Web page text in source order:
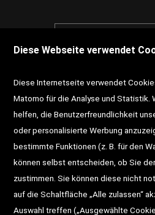
DD-Magazin
Newsletter
Veranstaltungen
Diese Webseite verwendet
Diese Internetseite verwendet
Matomo für die Analyse und Statistik.
helfen, die Benutzerfreundlichkeit
oder personalisierte Werbung
bestimmte Funktionen (z. B. für den
können selbst entscheiden, ob Sie
zustimmen. Sie können diese nicht
auf die Schaltfläche „Alle zulassen“
Auswahl treffen („Ausgewählte